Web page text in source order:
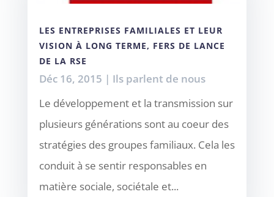
LES ENTREPRISES FAMILIALES ET LEUR
VISION À LONG TERME, FERS DE LANCE
DE LA RSE
Déc 16, 2015 | Ils parlent de nous
Le développement et la transmission sur
plusieurs générations sont au coeur des
stratégies des groupes familiaux. Cela les
conduit à se sentir responsables en
matière sociale, sociétale et...